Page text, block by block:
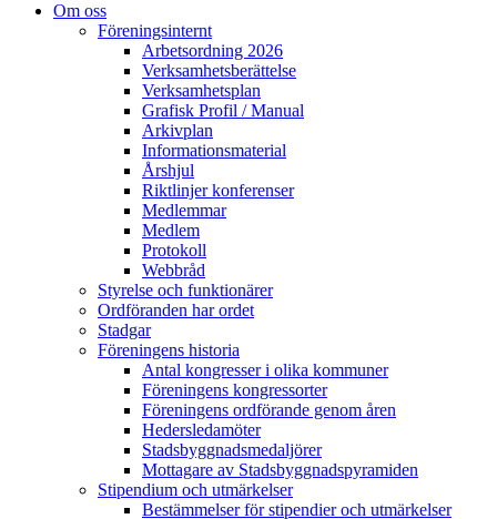
Om oss
Föreningsinternt
Arbetsordning 2026
Verksamhetsberättelse
Verksamhetsplan
Grafisk Profil / Manual
Arkivplan
Informationsmaterial
Årshjul
Riktlinjer konferenser
Medlemmar
Medlem
Protokoll
Webbråd
Styrelse och funktionärer
Ordföranden har ordet
Stadgar
Föreningens historia
Antal kongresser i olika kommuner
Föreningens kongressorter
Föreningens ordförande genom åren
Hedersledamöter
Stadsbyggnadsmedaljörer
Mottagare av Stadsbyggnadspyramiden
Stipendium och utmärkelser
Bestämmelser för stipendier och utmärkelser